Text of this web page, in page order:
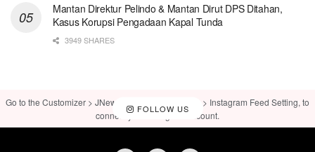
Mantan Direktur Pelindo & Mantan Dirut DPS Ditahan,
Kasus Korupsi Pengadaan Kapal Tunda
3949 SHARES
FOLLOW US
Go to the Customizer > JNews : Social, Like & View > Instagram Feed Setting, to
connect your Instagram account.